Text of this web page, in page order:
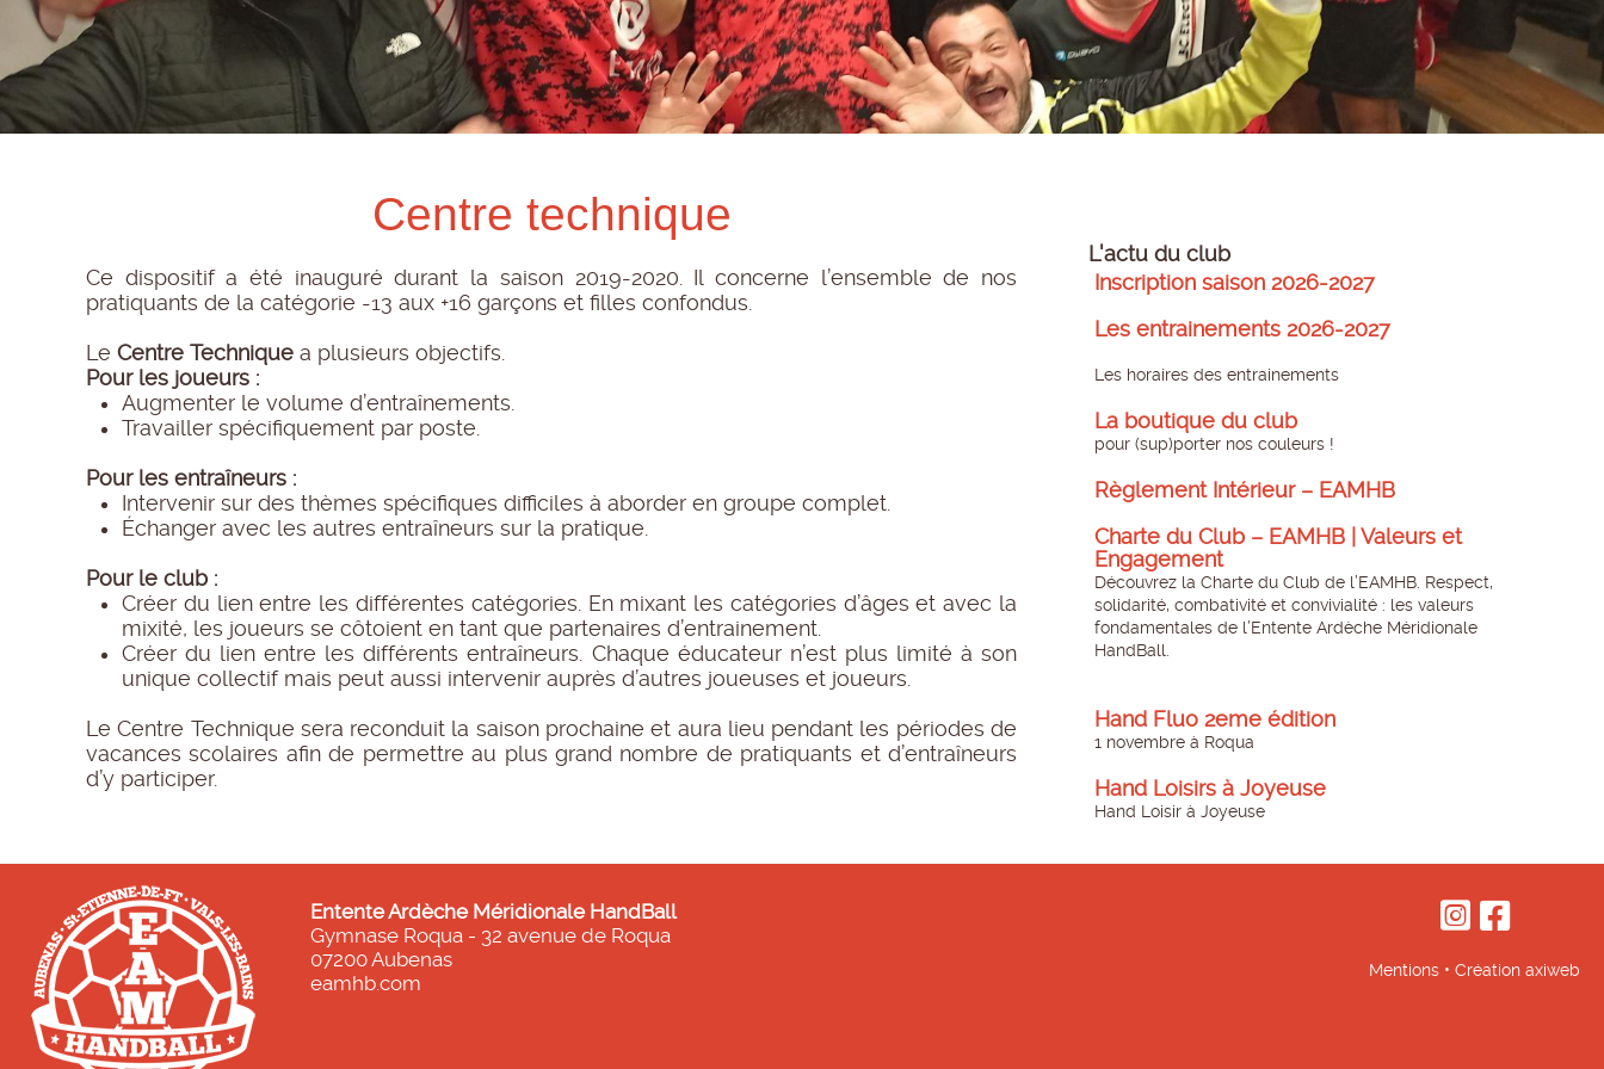
Centre technique
Ce dispositif a été inauguré durant la saison 2019-2020. Il concerne l’ensemble de nos
pratiquants de la catégorie -13 aux +16 garçons et filles confondus.
Le Centre Technique a plusieurs objectifs.
Pour les joueurs :
Augmenter le volume d’entraînements.
Travailler spécifiquement par poste.
Pour les entraîneurs :
Intervenir sur des thèmes spécifiques difficiles à aborder en groupe complet.
Échanger avec les autres entraîneurs sur la pratique.
Pour le club :
Créer du lien entre les différentes catégories. En mixant les catégories d’âges et avec la
mixité, les joueurs se côtoient en tant que partenaires d’entrainement.
Créer du lien entre les différents entraîneurs. Chaque éducateur n’est plus limité à son
unique collectif mais peut aussi intervenir auprès d’autres joueuses et joueurs.
Le Centre Technique sera reconduit la saison prochaine et aura lieu pendant les périodes de
vacances scolaires afin de permettre au plus grand nombre de pratiquants et d’entraîneurs
d’y participer.
L'actu du club
Inscription saison 2026-2027
Les entrainements 2026-2027
Les horaires des entrainements
La boutique du club
pour (sup)porter nos couleurs !
Règlement Intérieur – EAMHB
Charte du Club – EAMHB | Valeurs et
Engagement
Découvrez la Charte du Club de l’EAMHB. Respect,
solidarité, combativité et convivialité : les valeurs
fondamentales de l’Entente Ardèche Méridionale
HandBall.
Hand Fluo 2eme édition
1 novembre à Roqua
Hand Loisirs à Joyeuse
Hand Loisir à Joyeuse
Entente Ardèche Méridionale HandBall
Gymnase Roqua - 32 avenue de Roqua
07200 Aubenas
eamhb.com
Mentions • Création axiweb